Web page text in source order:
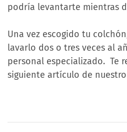
podría levantarte mientras
Una vez escogido tu
lavarlo dos o tres veces al
personal especializado. Te
siguiente artículo de